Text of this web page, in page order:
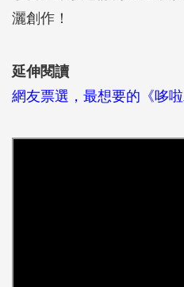
灑創作！
延伸閱讀
網友票選，最想要的《哆